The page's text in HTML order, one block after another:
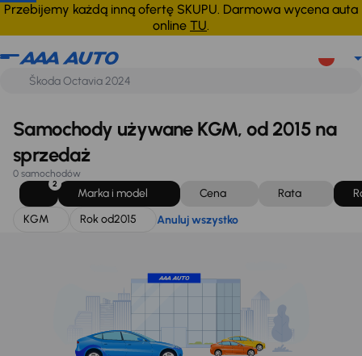
Przebijemy każdą inną ofertę SKUPU. Darmowa wycena auta
online TU.
KGM Rok od2015 Anuluj wszystko
Samochody używane KGM, od 2015 na
sprzedaż
0 samochodów
2
Marka i model Cena Rata
KGM
Rok od2015 Anuluj wszystko